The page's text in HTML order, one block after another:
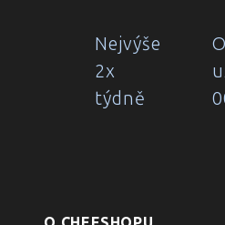
Nejvýše
2x
týdně